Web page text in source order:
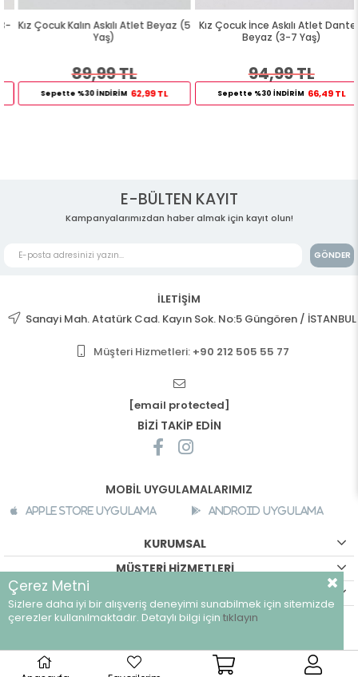
Kız Çocuk Kalın Askılı Atlet Beyaz (5
Yaş)
89,99 TL
Sepette %30 İNDİRİM 62,99 TL
Kız Çocuk İnce Askılı Atlet Dantelli
Beyaz (3-7 Yaş)
94,99 TL
Sepette %30 İNDİRİM 66,49 TL
E-BÜLTEN KAYIT
Kampanyalarımızdan haber almak için kayıt olun!
GÖNDER
İLETİŞİM
Sanayi Mah. Atatürk Cad. Kayın Sok. No:5 Güngören / İSTANBUL
Müşteri Hizmetleri: +90 212 505 55 77
[email protected]
BİZİ TAKİP EDİN
MOBİL UYGULAMALARIMIZ
Apple Store Uygulama Android Uygulama
KURUMSAL
MÜŞTERİ HİZMETLERİ
©breeze.com.tr - Tüm hakları saklıdır.
Çerez Metni
Sizlere daha iyi bir alışveriş deneyimi sunabilmek için sitemizde
çerezler kullanılmaktadır. Detaylı bilgi için tıklayın